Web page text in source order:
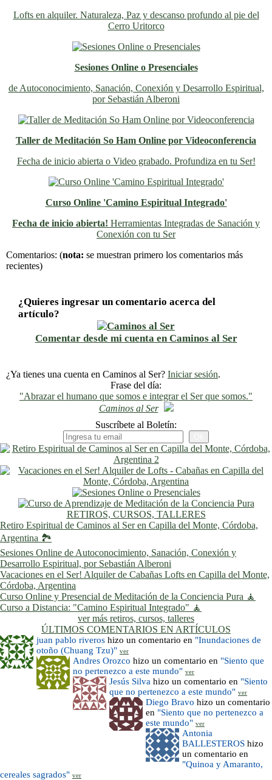
Lofts en alquiler. Naturaleza, Paz y descanso profundo al pie del
Cerro Uritorco
Sesiones Online o Presenciales
de Autoconocimiento, Sanación, Conexión y Desarrollo Espiritual,
por Sebastián Alberoni
Taller de Meditación So Ham Online por Videoconferencia
Fecha de inicio abierta o Video grabado. Profundiza en tu Ser!
Curso Online 'Camino Espiritual Integrado'
Fecha de inicio abierta! Herramientas Integradas de Sanación y
Conexión con tu Ser
Previo
Siguiente
Comentarios: (nota: se muestran primero los comentarios más
recientes)
¿Quieres ingresar un comentario acerca del
artículo?
Comentar desde mi cuenta en Caminos al Ser
¿Ya tienes una cuenta en Caminos al Ser? Iniciar sesión.
Frase del día:
"Abrazar el humano que somos e integrar el Ser que somos."
Caminos al Ser
Suscríbete al Boletín:
RETIROS, CURSOS, TALLERES
Retiro Espiritual de Caminos al Ser en Capilla del Monte, Córdoba,
Argentina 🏞️
Sesiones Online de Autoconocimiento, Sanación, Conexión y
Desarrollo Espiritual, por Sebastián Alberoni
Vacaciones en el Ser! Alquiler de Cabañas Lofts en Capilla del Monte,
Córdoba, Argentina
Curso Online y Presencial de Meditación de la Conciencia Pura 🧘
Curso a Distancia: "Camino Espiritual Integrado" 🧘
ver más retiros, cursos, talleres
ÚLTIMOS COMENTARIOS EN ARTÍCULOS
juan pablo riveros hizo un comentario en "Inundaciones de
otoño (Chuang Tzu)" ver
Andres Orozco hizo un comentario en "Siento que
no pertenezco a este mundo" ver
Jesús Silva hizo un comentario en "Siento
que no pertenezco a este mundo" ver
Diego Bravo hizo un comentario
en "Siento que no pertenezco a
este mundo" ver
Antonia
BALLESTEROS hizo
un comentario en
"Quinoa y Amaranto,
cereales sagrados" ver